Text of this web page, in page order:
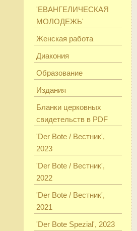
'ЕВАНГЕЛИЧЕСКАЯ
МОЛОДЕЖЬ'
Женская работа
Диакония
Образование
Издания
Бланки церковных
свидетельств в PDF
'Der Bote / Вестник',
2023
'Der Bote / Вестник',
2022
'Der Bote / Вестник',
2021
'Der Bote Spezial', 2023